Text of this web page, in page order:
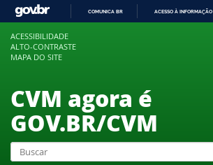
COMUNICA BR ACESSO À INFORMAÇÃO
ACESSIBILIDADE
ALTO-CONTRASTE
MAPA DO SITE
CVM agora é
GOV.BR/CVM